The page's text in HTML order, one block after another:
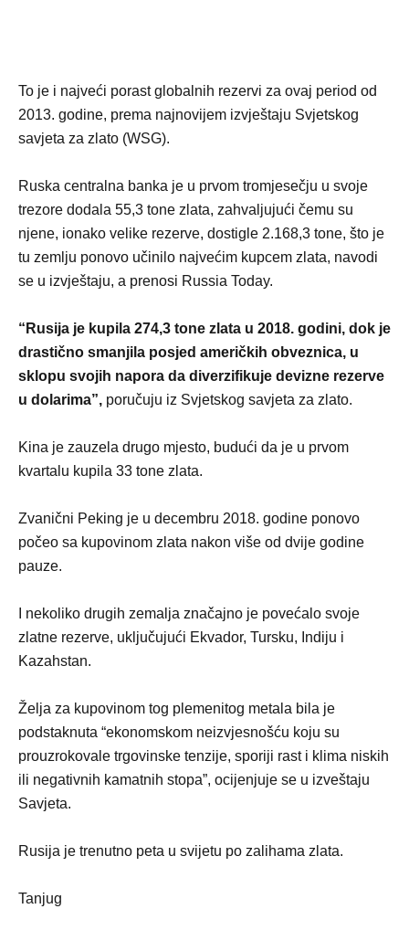
To je i najveći porast globalnih rezervi za ovaj period od
2013. godine, prema najnovijem izvještaju Svjetskog
savjeta za zlato (WSG).
Ruska centralna banka je u prvom tromjesečju u svoje
trezore dodala 55,3 tone zlata, zahvaljujući čemu su
njene, ionako velike rezerve, dostigle 2.168,3 tone, što je
tu zemlju ponovo učinilo najvećim kupcem zlata, navodi
se u izvještaju, a prenosi Russia Today.
“Rusija je kupila 274,3 tone zlata u 2018. godini, dok je
drastično smanjila posjed američkih obveznica, u
sklopu svojih napora da diverzifikuje devizne rezerve
u dolarima”, poručuju iz Svjetskog savjeta za zlato.
Kina je zauzela drugo mjesto, budući da je u prvom
kvartalu kupila 33 tone zlata.
Zvanični Peking je u decembru 2018. godine ponovo
počeo sa kupovinom zlata nakon više od dvije godine
pauze.
I nekoliko drugih zemalja značajno je povećalo svoje
zlatne rezerve, uključujući Ekvador, Tursku, Indiju i
Kazahstan.
Želja za kupovinom tog plemenitog metala bila je
podstaknuta “ekonomskom neizvjesnošću koju su
prouzrokovale trgovinske tenzije, sporiji rast i klima niskih
ili negativnih kamatnih stopa”, ocijenjuje se u izveštaju
Savjeta.
Rusija je trenutno peta u svijetu po zalihama zlata.
Tanjug